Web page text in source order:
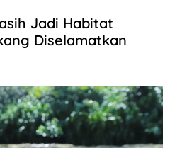
Jadi Habitat
Diselamatkan